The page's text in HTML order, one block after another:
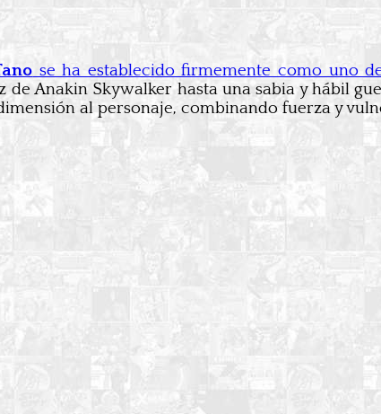
se ha establecido firmemente como uno
de Anakin Skywalker hasta una sabia y hábil
al personaje, combinando fuerza y